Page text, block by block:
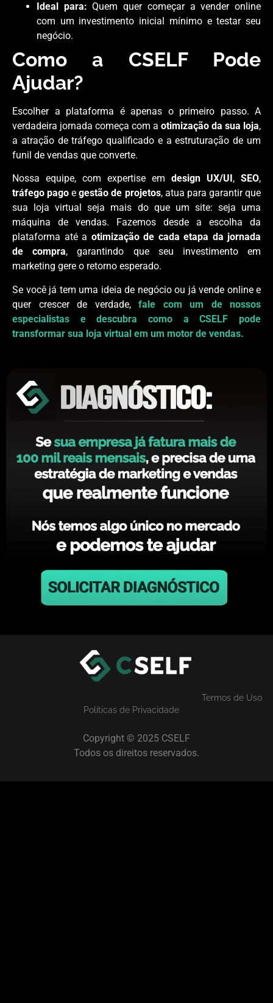
Ideal para: Quem quer começar a vender online
com um investimento inicial mínimo e testar seu
negócio.
Como a CSELF Pode
Ajudar?
Escolher a plataforma é apenas o primeiro passo. A
verdadeira jornada começa com a otimização da sua loja,
a atração de tráfego qualificado e a estruturação de um
funil de vendas que converte.
Nossa equipe, com expertise em design UX/UI , SEO,
tráfego pago egestão de projetos, atua para garantir que
sua loja virtual seja mais do que um site: seja uma
máquina de vendas. Fazemos desde a escolha da
plataforma até a otimização de cada etapa da jornada
de compra, garantindo que seu investimento em
marketing gere o retorno esperado.
Se você já tem uma ideia de negócio ou já vende online e
quer crescer de verdade,
fale com um de nossos
especialistas e descubra como a CSELF pode
transformar sua loja virtual em um motor de vendas.
Políticas de Privacidade
Termos de Uso
Copyright © 2025 CSELF
Todos os direitos reservados.